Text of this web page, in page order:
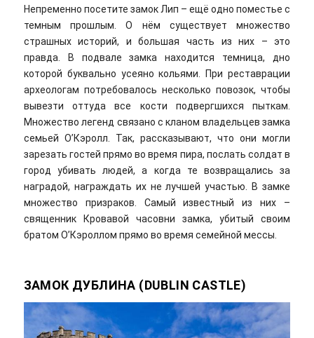
Непременно посетите замок Лип – ещё одно поместье с
темным прошлым. О нём существует множество
страшных историй, и большая часть из них – это
правда. В подвале замка находится темница, дно
которой буквально усеяно кольями. При реставрации
археологам потребовалось несколько повозок, чтобы
вывезти оттуда все кости подвергшихся пыткам.
Множество легенд связано с кланом владельцев замка
семьей О’Кэролл. Так, рассказывают, что они могли
зарезать гостей прямо во время пира, послать солдат в
город убивать людей, а когда те возвращались за
наградой, награждать их не лучшей участью. В замке
множество призраков. Самый известный из них –
священник Кровавой часовни замка, убитый своим
братом О’Кэроллом прямо во время семейной мессы.
ЗАМОК ДУБЛИНА (DUBLIN CASTLE)